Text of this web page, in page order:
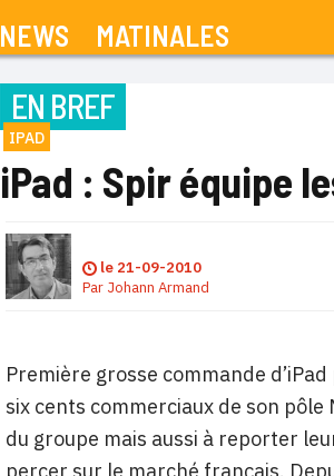
NEWS MATINALES
EN BREF
IPAD
iPad : Spir équipe
le 21-09-2010
Par Johann Armand
Première grosse commande
six cents commerciaux de son
du groupe mais aussi à reporter